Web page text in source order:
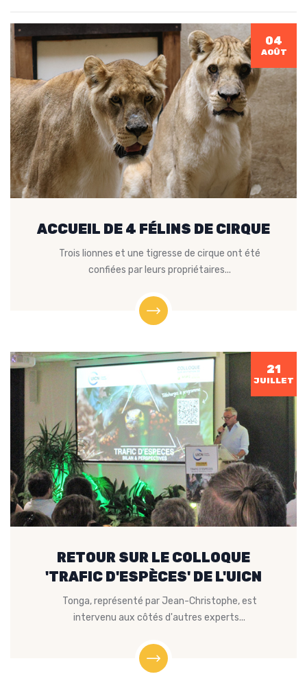
04
AOÛT
ACCUEIL DE 4 FÉLINS DE CIRQUE
Trois lionnes et une tigresse de cirque ont été
confiées par leurs propriétaires...
21
JUILLET
RETOUR SUR LE COLLOQUE
'TRAFIC D'ESPÈCES' DE L'UICN
Tonga, représenté par Jean-Christophe, est
intervenu aux côtés d'autres experts...